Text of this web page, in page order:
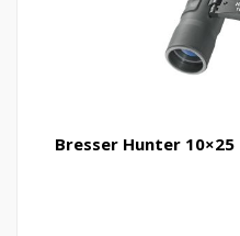
Bresser Hunter 10×25